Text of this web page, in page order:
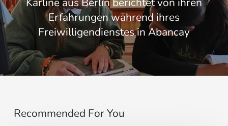
Erfahrungen während ihres
Freiwilligendienstes in Abancay
Recommended For You